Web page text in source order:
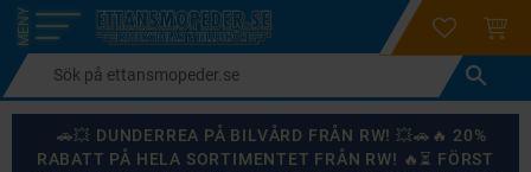
Meny
login
🚗💥 DUNDERREA PÅ BILVÅRD FRÅN RW! 💥🚗🔥 20%
RABATT PÅ HELA SORTIMENTET FRÅN RW! 🔥⏳ FÖRST